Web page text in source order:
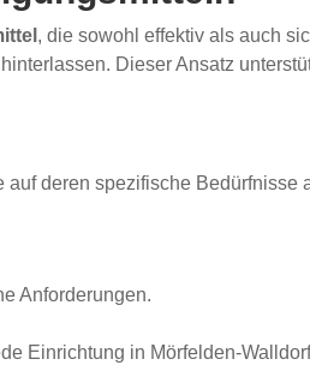
, die sowohl effektiv als auch
Dieser Ansatz
auf deren spezifische
Anforderungen.
Einrichtung in Mörfelden-